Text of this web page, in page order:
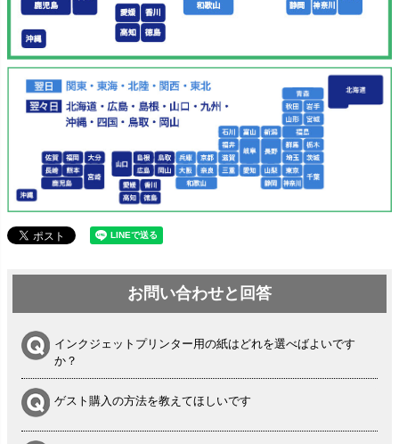
お問い合わせと回答
インクジェットプリンター用の紙はどれを選べばよいです
か？
ゲスト購入の方法を教えてほしいです